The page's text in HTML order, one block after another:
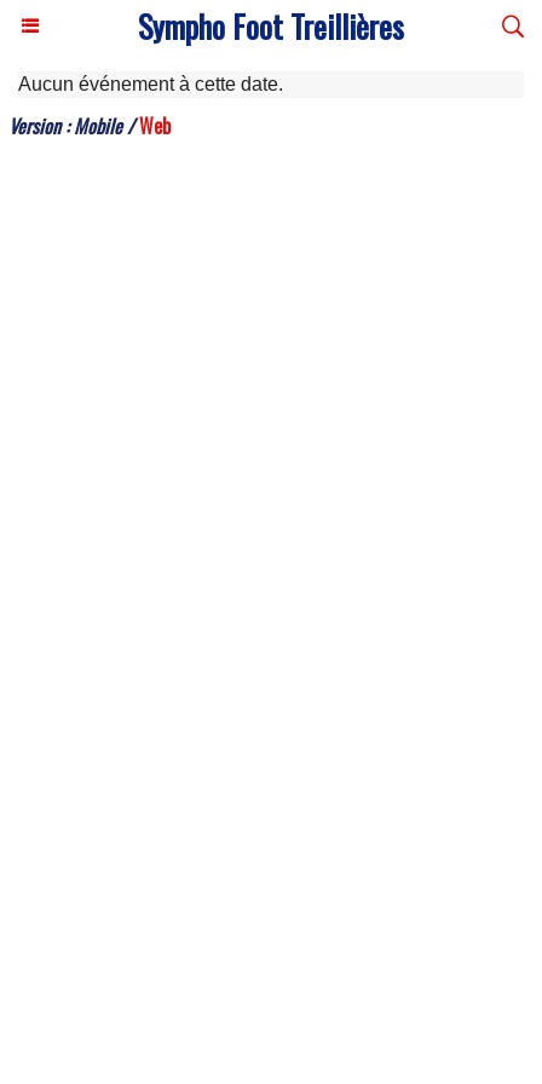
Sympho Foot Treillières
Aucun événement à cette date.
Version :Mobile/Web